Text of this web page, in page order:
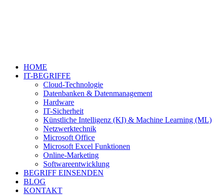
HOME
IT-BEGRIFFE
Cloud-Technologie
Datenbanken & Datenmanagement
Hardware
IT-Sicherheit
Künstliche Intelligenz (KI) & Machine Learning (ML)
Netzwerktechnik
Microsoft Office
Microsoft Excel Funktionen
Online-Marketing
Softwareentwicklung
BEGRIFF EINSENDEN
BLOG
KONTAKT